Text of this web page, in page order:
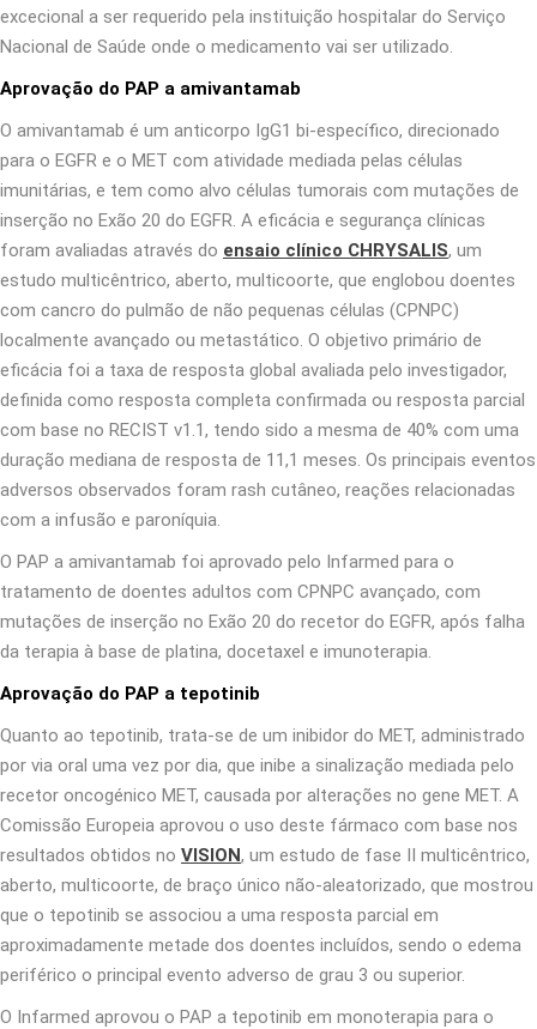
excecional a ser requerido pela instituição hospitalar do Serviço
Nacional de Saúde onde o medicamento vai ser utilizado.
Aprovação do PAP a amivantamab
O amivantamab é um anticorpo IgG1 bi-específico, direcionado
para o EGFR e o MET com atividade mediada pelas células
imunitárias, e tem como alvo células tumorais com mutações de
inserção no Exão 20 do EGFR. A eficácia e segurança clínicas
foram avaliadas através do ensaio clínico CHRYSALIS, um
estudo multicêntrico, aberto, multicoorte, que englobou doentes
com cancro do pulmão de não pequenas células (CPNPC)
localmente avançado ou metastático. O objetivo primário de
eficácia foi a taxa de resposta global avaliada pelo investigador,
definida como resposta completa confirmada ou resposta parcial
com base no RECIST v1.1, tendo sido a mesma de 40% com uma
duração mediana de resposta de 11,1 meses. Os principais eventos
adversos observados foram rash cutâneo, reações relacionadas
com a infusão e paroníquia.
O PAP a amivantamab foi aprovado pelo Infarmed para o
tratamento de doentes adultos com CPNPC avançado, com
mutações de inserção no Exão 20 do recetor do EGFR, após falha
da terapia à base de platina, docetaxel e imunoterapia.
Aprovação do PAP a tepotinib
Quanto ao tepotinib, trata-se de um inibidor do MET, administrado
por via oral uma vez por dia, que inibe a sinalização mediada pelo
recetor oncogénico MET, causada por alterações no gene MET. A
Comissão Europeia aprovou o uso deste fármaco com base nos
resultados obtidos no VISION, um estudo de fase II multicêntrico,
aberto, multicoorte, de braço único não-aleatorizado, que mostrou
que o tepotinib se associou a uma resposta parcial em
aproximadamente metade dos doentes incluídos, sendo o edema
periférico o principal evento adverso de grau 3 ou superior.
O Infarmed aprovou o PAP a tepotinib em monoterapia para o